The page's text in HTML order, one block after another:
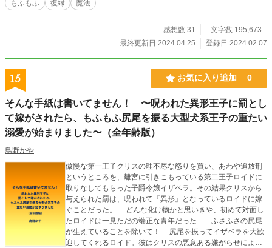
の魔女」に頼み込み、猫の姿に変えてもらう。 よし！楽しいセカンドラウフの
て……。 「ふふ、君はふわふわで可愛いなぁ」 やめてえ！そんなところ撫でな
いで～！ 夫（人間）妻（猫）の奇妙な共同生活がはじまる――
もふもふ 復縁 魔法
感想数 31
文字数 195,673
最終更新日 2024.04.25
登録日 2024.02.07
15 お気に入り追加 0
そんな手紙は書いてません！ 〜呪われた異形王子に罰とし
て嫁がされたら、もふもふ尻尾を振る大型犬系王子の重たい
溺愛が始まりました〜（全年齢版）
鳥野かや
傲慢な第一王子クリスの理不尽な怒りを買い、あわや追放刑
というところを、離宮に引きこもっている第二王子ロイドに
取りなしてもらった子爵令嬢イザベラ。その結果クリスから
与えられた罰は、呪われて『異形』となっているロイドに嫁
ぐことだった。 どんな化け物かと思いきや、初めて対面し
たロイドは一見ただの端正な青年だった——ふさふさの尻尾
が生えていることを除いて！ 尻尾を振ってイザベラを大歓
迎してくれるロイド。彼はクリスの悪意ある嫌がらせによ